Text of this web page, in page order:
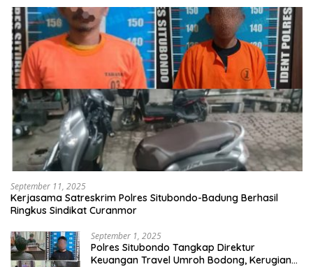
September 11, 2025
Kerjasama Satreskrim Polres Situbondo-Badung Berhasil
Ringkus Sindikat Curanmor
September 1, 2025
Polres Situbondo Tangkap Direktur
Keuangan Travel Umroh Bodong, Kerugian